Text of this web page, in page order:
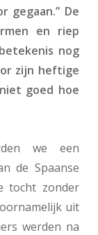
gegaan.” De
en riep
nog
zijn heftige
goed hoe
we een
de Spaanse
tocht zonder
uit
werden na